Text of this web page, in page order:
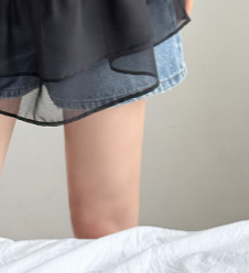
니트
블라우스
팬츠